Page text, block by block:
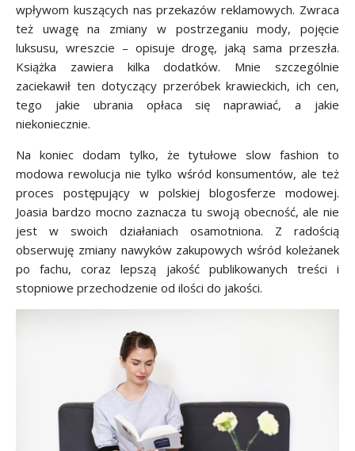
wpływom kuszących nas przekazów reklamowych. Zwraca
też uwagę na zmiany w postrzeganiu mody, pojęcie
luksusu, wreszcie – opisuje drogę, jaką sama przeszła.
Książka zawiera kilka dodatków. Mnie szczególnie
zaciekawił ten dotyczący przeróbek krawieckich, ich cen,
tego jakie ubrania opłaca się naprawiać, a jakie
niekoniecznie.
Na koniec dodam tylko, że tytułowe slow fashion to
modowa rewolucja nie tylko wśród konsumentów, ale też
proces postępujący w polskiej blogosferze modowej.
Joasia bardzo mocno zaznacza tu swoją obecność, ale nie
jest w swoich działaniach osamotniona. Z radością
obserwuję zmiany nawyków zakupowych wśród koleżanek
po fachu, coraz lepszą jakość publikowanych treści i
stopniowe przechodzenie od ilości do jakości.